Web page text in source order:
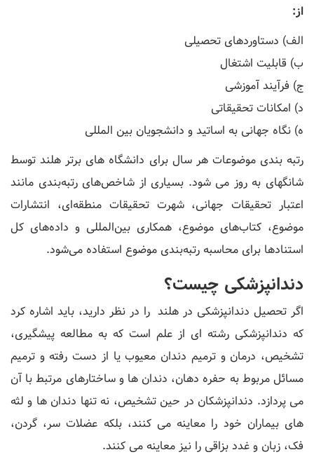
از:
الف) دستاوردهای تحصیلی
ب) قابلیت اشتغال
ج) فرآیند آموزشی
د) امکانات تحقیقاتی
ه) نگاه جهانی به اساتید و دانشجویان بین المللی
رتبه بندی موضوعات هر سال برای دانشگاه های برتر هلند توسط
شانگهای به روز می شود. بسیاری از شاخص‌های رتبه‌بندی مانند
اعتبار تحقیقات جهانی، شهرت تحقیقات منطقه‌ای، انتشارات
موضوع، کتاب‌های موضوع، همکاری بین‌المللی و داده‌های کل
استنادها برای محاسبه رتبه‌بندی موضوع استفاده می‌شود.
دندانپزشکی چیست؟
اگر تحصیل دندانپزشکی در هلند را در نظر دارید، باید اشاره کرد
که دندانپزشکی رشته ای از علم است که به مطالعه پیشگیری،
تشخیص، درمان و ترمیم دندان معیوب یا از دست رفته و ترمیم
مسائل مربوط به حفره دهان، دندان ها و ساختارهای مرتبط با آن
می پردازد. دندانپزشکان در حین تشخیص، نه تنها دندان ها و لثه
های بیماران خود را معاینه می کنند، بلکه عضلات سر، گردن،
فک، زبان و غدد بزاقی را نیز معاینه می کنند.